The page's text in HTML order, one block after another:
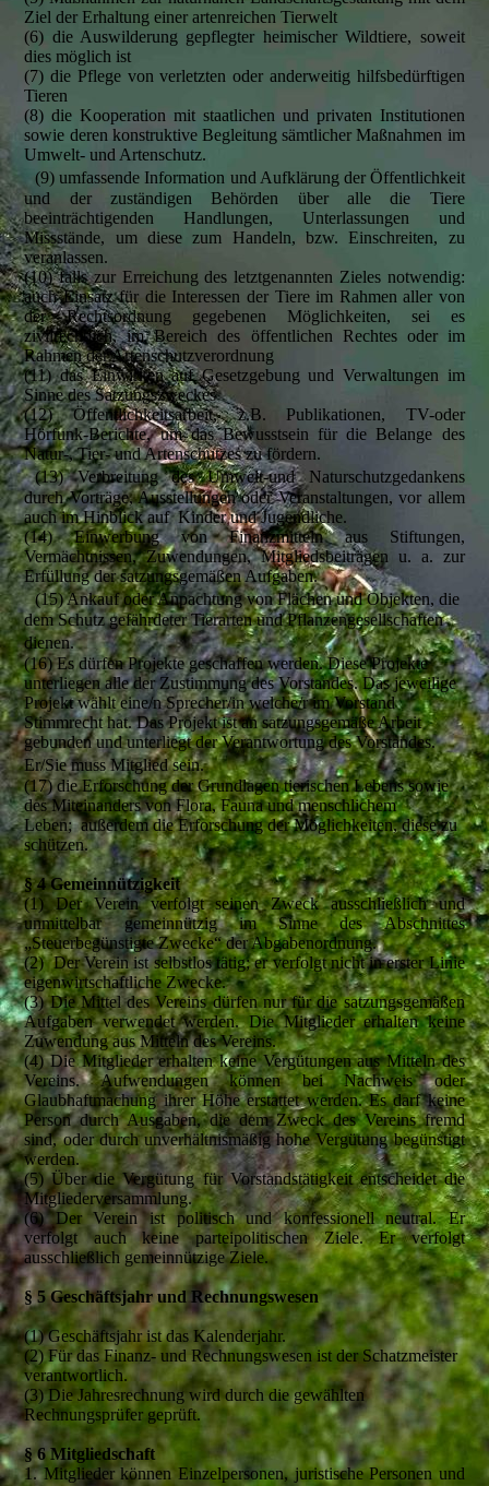
Ziel der Erhaltung einer artenreichen Tierwelt
(6) die Auswilderung gepflegter heimischer Wildtiere, soweit
dies möglich ist
(7) die Pflege von verletzten oder anderweitig hilfsbedürftigen
Tieren
(8) die Kooperation mit staatlichen und privaten Institutionen
sowie deren konstruktive Begleitung sämtlicher Maßnahmen im
Umwelt- und Artenschutz.
(9) umfassende Information und Aufklärung der Öffentlichkeit
und der zuständigen Behörden über alle die Tiere
beeinträchtigenden Handlungen, Unterlassungen und
Missstände, um diese zum Handeln, bzw. Einschreiten, zu
veranlassen.
(10) falls zur Erreichung des letztgenannten Zieles notwendig:
auch Einsatz für die Interessen der Tiere im Rahmen aller von
der Rechtsordnung gegebenen Möglichkeiten, sei es
zivilrechtlich, im Bereich des öffentlichen Rechtes oder im
Rahmen der Artenschutzverordnung
(11) das Einwirken auf Gesetzgebung und Verwaltungen im
Sinne des Satzungszweckes
(12) Öffentlichkeitsarbeit, z.B. Publikationen, TV-oder
Hörfunk-Berichte, um das Bewusstsein für die Belange des
Natur-, Tier- und Artenschutzes zu fördern.
(13) Verbreitung des Umwelt-und Naturschutzgedankens
durch Vorträge, Ausstellungen oder Veranstaltungen, vor allem
auch im Hinblick auf Kinder und Jugendliche.
(14) Einwerbung von Finanzmitteln aus Stiftungen,
Vermächtnissen, Zuwendungen, Mitgliedsbeiträgen u. a. zur
Erfüllung der satzungsgemäßen Aufgaben.
(15) Ankauf oder Anpachtung von Flächen und Objekten, die
dem Schutz gefährdeter Tierarten und Pflanzengesellschaften
dienen.
(16) Es dürfen Projekte geschaffen werden. Diese Projekte
unterliegen alle der Zustimmung des Vorstandes. Das jeweilige
Projekt wählt eine/n Sprecher/in welche/r im Vorstand
Stimmrecht hat. Das Projekt ist an satzungsgemäße Arbeit
gebunden und unterliegt der Verantwortung des Vorstandes.
Er/Sie muss Mitglied sein.
(17) die Erforschung der Grundlagen tierischen Lebens sowie
des Miteinanders von Flora, Fauna und menschlichem
Leben; außerdem die Erforschung der Möglichkeiten, diese zu
schützen.
§ 4 Gemeinnützigkeit
(1) Der Verein verfolgt seinen Zweck ausschließlich und
unmittelbar gemeinnützig im Sinne des Abschnittes
„Steuerbegünstigte Zwecke“ der Abgabenordnung.
(2) Der Verein ist selbstlos tätig; er verfolgt nicht in erster Linie
eigenwirtschaftliche Zwecke.
(3) Die Mittel des Vereins dürfen nur für die satzungsgemäßen
Aufgaben verwendet werden. Die Mitglieder erhalten keine
Zuwendung aus Mitteln des Vereins.
(4) Die Mitglieder erhalten keine Vergütungen aus Mitteln des
Vereins. Aufwendungen können bei Nachweis oder
Glaubhaftmachung ihrer Höhe erstattet werden. Es darf keine
Person durch Ausgaben, die dem Zweck des Vereins fremd
sind, oder durch unverhältnismäßig hohe Vergütung begünstigt
werden.
(5) Über die Vergütung für Vorstandstätigkeit entscheidet die
Mitgliederversammlung.
(6) Der Verein ist politisch und konfessionell neutral. Er
verfolgt auch keine parteipolitischen Ziele. Er verfolgt
ausschließlich gemeinnützige Ziele.
§ 5 Geschäftsjahr und Rechnungswesen
(1) Geschäftsjahr ist das Kalenderjahr.
(2) Für das Finanz- und Rechnungswesen ist der Schatzmeister
verantwortlich.
(3) Die Jahresrechnung wird durch die gewählten
Rechnungsprüfer geprüft.
§ 6 Mitgliedschaft
1. Mitglieder können Einzelpersonen, juristische Personen und